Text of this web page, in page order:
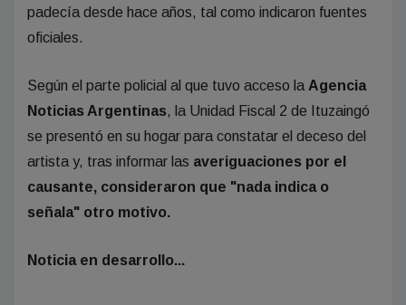
padecía desde hace años, tal como indicaron fuentes
oficiales.
Según el parte policial al que tuvo acceso la Agencia
Noticias Argentinas, la Unidad Fiscal 2 de Ituzaingó
se presentó en su hogar para constatar el deceso del
artista y, tras informar las averiguaciones por el
causante, consideraron que "nada indica o
señala" otro motivo.
Noticia en desarrollo...